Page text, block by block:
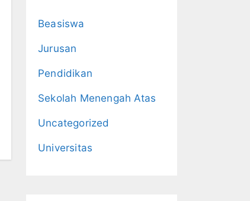
Beasiswa
Jurusan
Pendidikan
Sekolah Menengah Atas
Uncategorized
Universitas